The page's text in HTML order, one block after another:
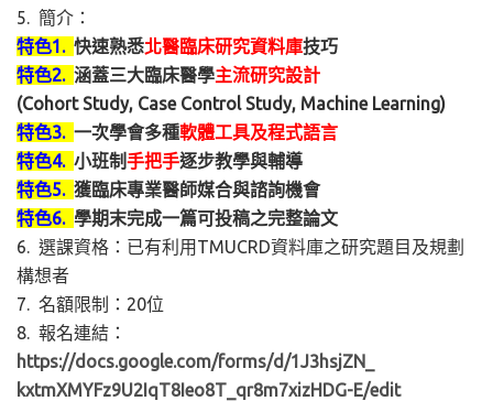
5. 簡介：
特色1. 快速熟悉北醫臨床研究資料庫技巧
特色2. 涵蓋三大臨床醫學主流研究設計
(Cohort Study, Case Control Study, Machine Learning)
特色3. 一次學會多種軟體工具及程式語言
特色4. 小班制手把手逐步教學與輔導
特色5. 獲臨床專業醫師媒合與諮詢機會
特色6. 學期末完成一篇可投稿之完整論文
6. 選課資格：已有利用TMUCRD資料庫之研究題目及規劃
構想者
7. 名額限制：20位
8. 報名連結：
https://docs.google.com/forms/d/1J3hsjZN_
kxtmXMYFz9U2IqT8Ieo8T_ qr8m7xizHDG-E/edit